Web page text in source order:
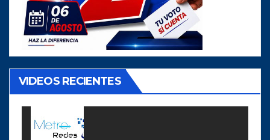
VIDEOS RECIENTES